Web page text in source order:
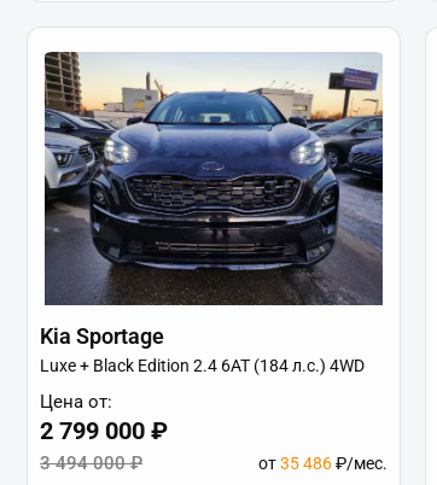
Kia Sportage
Luxe + Black Edition 2.4 6АТ (184 л.с.) 4WD
Цена от:
2 799 000 ₽
3 494 000 ₽ от35 486₽/мес.